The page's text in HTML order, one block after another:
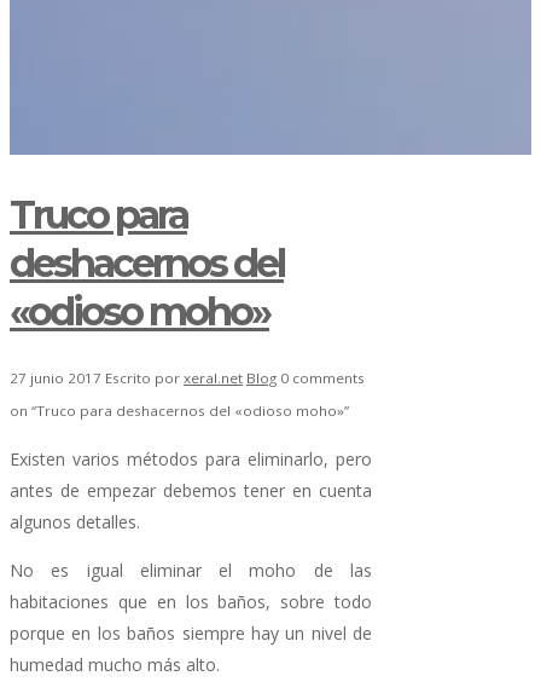
Truco para
deshacernos del
«odioso moho»
27 junio 2017 Escrito por xeral.net Blog 0 comments
on “Truco para deshacernos del «odioso moho»”
Existen varios métodos para eliminarlo, pero
antes de empezar debemos tener en cuenta
algunos detalles.
No es igual eliminar el moho de las
habitaciones que en los baños, sobre todo
porque en los baños siempre hay un nivel de
humedad mucho más alto.